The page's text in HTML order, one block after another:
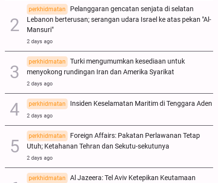
perkhidmatan
Pelanggaran gencatan senjata di selatan
Lebanon berterusan; serangan udara Israel ke atas pekan "Al-
Mansuri"
2 days ago
perkhidmatan
Turki mengumumkan kesediaan untuk
menyokong rundingan Iran dan Amerika Syarikat
2 days ago
perkhidmatan Insiden Keselamatan Maritim di Tenggara Aden
2 days ago
perkhidmatan
Foreign Affairs: Pakatan Perlawanan Tetap
Utuh; Ketahanan Tehran dan Sekutu-sekutunya
2 days ago
perkhidmatan
Al Jazeera: Tel Aviv Ketepikan Keutamaan